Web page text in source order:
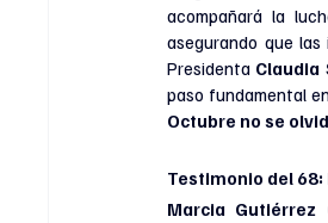
acompañará la
asegurando que
Presidenta Claudia
paso fundamental
Octubre no se
Testimonio del 68:
Marcia Gutiérrez